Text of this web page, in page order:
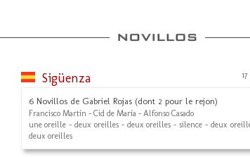
Sigüenza
6 Novillos de Gabriel Rojas (dont 2 pour le rejon)
Francisco Martín - Cid de María - Alfonso Casado
une oreille - deux oreilles - deux oreilles - silence - deux
deux oreilles